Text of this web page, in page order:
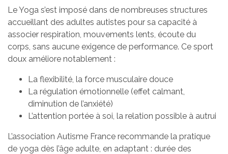
Le Yoga s’est imposé dans de nombreuses structures
accueillant des adultes autistes pour sa capacité à
associer respiration, mouvements lents, écoute du
corps, sans aucune exigence de performance. Ce sport
doux améliore notablement :
La flexibilité, la force musculaire douce
La régulation émotionnelle (effet calmant,
diminution de l’anxiété)
L’attention portée à soi, la relation possible à autrui
L’association Autisme France recommande la pratique
de yoga dès l’âge adulte, en adaptant : durée des